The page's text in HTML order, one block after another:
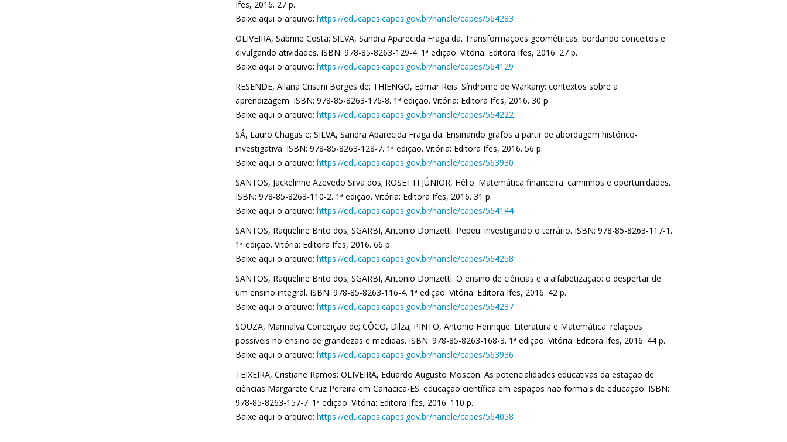
Ifes, 2016. 27 p.
Baixe aqui o arquivo: https://educapes.capes.gov.br/handle/capes/564283
OLIVEIRA, Sabrine Costa; SILVA, Sandra Aparecida Fraga da. Transformações geométricas: bordando conceitos e
divulgando atividades. ISBN: 978-85-8263-129-4. 1ª edição. Vitória: Editora Ifes, 2016. 27 p.
Baixe aqui o arquivo: https://educapes.capes.gov.br/handle/capes/564129
RESENDE, Allana Cristini Borges de; THIENGO, Edmar Reis. Síndrome de Warkany: contextos sobre a
aprendizagem. ISBN: 978-85-8263-176-8. 1ª edição. Vitória: Editora Ifes, 2016. 30 p.
Baixe aqui o arquivo: https://educapes.capes.gov.br/handle/capes/564222
SÁ, Lauro Chagas e; SILVA, Sandra Aparecida Fraga da. Ensinando grafos a partir de abordagem histórico-
investigativa. ISBN: 978-85-8263-128-7. 1ª edição. Vitória: Editora Ifes, 2016. 56 p.
Baixe aqui o arquivo: https://educapes.capes.gov.br/handle/capes/563930
SANTOS, Jackelinne Azevedo Silva dos; ROSETTI JÚNIOR, Hélio. Matemática financeira: caminhos e oportunidades.
ISBN: 978-85-8263-110-2. 1ª edição. Vitória: Editora Ifes, 2016. 31 p.
Baixe aqui o arquivo: https://educapes.capes.gov.br/handle/capes/564144
SANTOS, Raqueline Brito dos; SGARBI, Antonio Donizetti. Pepeu: investigando o terrário. ISBN: 978-85-8263-117-1.
1ª edição. Vitória: Editora Ifes, 2016. 66 p.
Baixe aqui o arquivo: https://educapes.capes.gov.br/handle/capes/564258
SANTOS, Raqueline Brito dos; SGARBI, Antonio Donizetti. O ensino de ciências e a alfabetização: o despertar de
um ensino integral. ISBN: 978-85-8263-116-4. 1ª edição. Vitória: Editora Ifes, 2016. 42 p.
Baixe aqui o arquivo: https://educapes.capes.gov.br/handle/capes/564287
SOUZA, Marinalva Conceição de; CÔCO, Dilza; PINTO, Antonio Henrique. Literatura e Matemática: relações
possíveis no ensino de grandezas e medidas. ISBN: 978-85-8263-168-3. 1ª edição. Vitória: Editora Ifes, 2016. 44 p.
Baixe aqui o arquivo: https://educapes.capes.gov.br/handle/capes/563936
TEIXEIRA, Cristiane Ramos; OLIVEIRA, Eduardo Augusto Moscon. As potencialidades educativas da estação de
ciências Margarete Cruz Pereira em Cariacica-ES: educação científica em espaços não formais de educação. ISBN:
978-85-8263-157-7. 1ª edição. Vitória: Editora Ifes, 2016. 110 p.
Baixe aqui o arquivo: https://educapes.capes.gov.br/handle/capes/564058